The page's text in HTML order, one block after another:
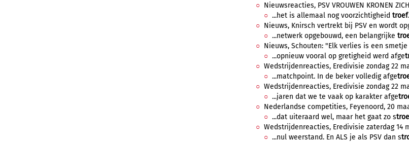
Nieuwsreacties, PSV VROUWEN KRONEN
...het is allemaal nog voorzichtigheid troef
Nieuws, Knirsch vertrekt bij PSV en wordt
...netwerk opgebouwd, een belangrijke
Nieuws, Schouten: "Elk verlies is een smetje
...opnieuw vooral op gretigheid werd afge
Wedstrijdenreacties, Eredivisie zondag 22
...matchpoint. In de beker volledig afge
Wedstrijdenreacties, Eredivisie zondag 22
...jaren dat we te vaak op karakter afge
Nederlandse competities, Feyenoord, 20
...dat uiteraard wel, maar het gaat zo s
Wedstrijdenreacties, Eredivisie zaterdag 14
...nul weerstand. En ALS je als PSV dan s